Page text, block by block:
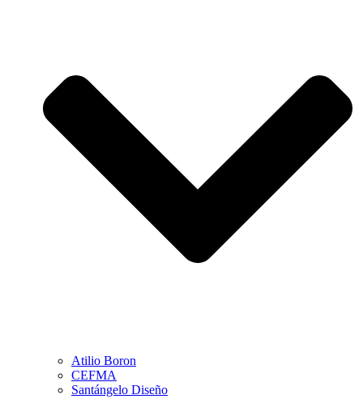
Atilio Boron
CEFMA
Santángelo Diseño